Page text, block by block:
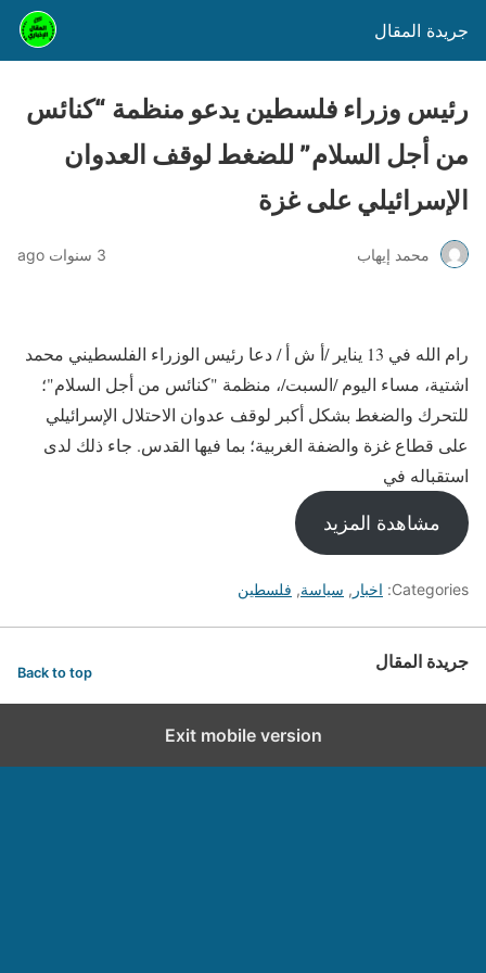
جريدة المقال
رئيس وزراء فلسطين يدعو منظمة “كنائس
من أجل السلام” للضغط لوقف العدوان
الإسرائيلي على غزة
محمد إيهاب 3 سنوات ago
رام الله في 13 يناير /أ ش أ / دعا رئيس الوزراء الفلسطيني محمد
اشتية، مساء اليوم /السبت/، منظمة "كنائس من أجل السلام"؛
للتحرك والضغط بشكل أكبر لوقف عدوان الاحتلال الإسرائيلي
على قطاع غزة والضفة الغربية؛ بما فيها القدس. جاء ذلك لدى
استقباله في
مشاهدة المزيد
Categories: اخبار , سياسة, فلسطين
جريدة المقال Back to top
Exit mobile version